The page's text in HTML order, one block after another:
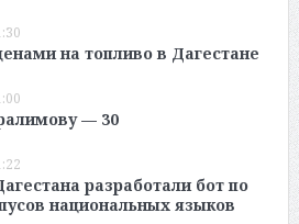
на топливо в Дагестане
— 30
разработали бот по
национальных языков